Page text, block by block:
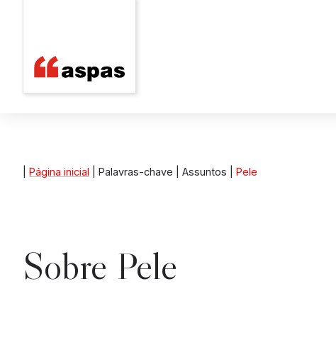
Página inicial | Palavras-chave | Assuntos | Pele
Sobre Pele